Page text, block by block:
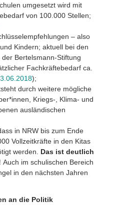
umgesetzt wird mit
von 100.000 Stellen;
– also
Kindern; aktuell bei den
Bertelsmann-Stiftung
Fachkräftebedarf ca.
);
durch weitere mögliche
Kriegs-, Klima- und
ausländischen
in NRW bis zum Ende
Vollzeitkräfte in den Kitas
werden. Das ist deutlich
Auch im schulischen Bereich
in den nächsten Jahren
an die Politik